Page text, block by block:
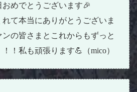
めでとうございます🎉
て本当にありがとうございま
の皆さまとこれからもずっと
！私も頑張ります💪（mico）